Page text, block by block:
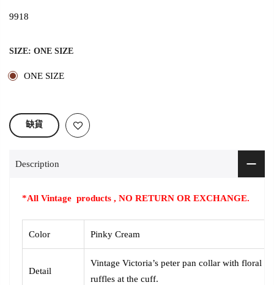
9918
SIZE: ONE SIZE
ONE SIZE
缺貨
Description
*All Vintage products , NO RETURN OR EXCHANGE.
Color Pinky Cream
Detail
Vintage Victoria’s peter pan collar with floral
ruffles at the cuff.